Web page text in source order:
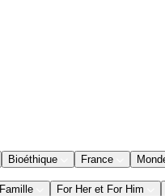
Bioéthique France
Famille For Her et For Him